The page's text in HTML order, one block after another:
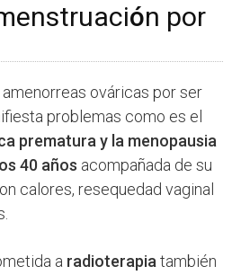
ón por
ováricas por ser
problemas como es el
prematura y la menopausia
40 años acompañada de su
calores, resequedad vaginal
a radioterapia también